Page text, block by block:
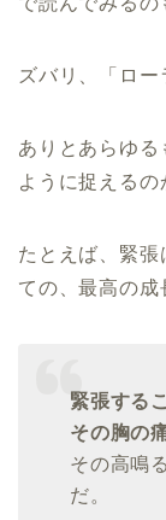
ズバリ、「ロー
ありとあらゆ
ように捉えるの
たとえば、緊張
ての、最高の成
緊張する
その胸の
その高鳴
だ。